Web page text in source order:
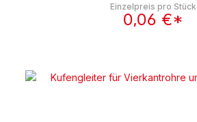
Einzelpreis pro Stück
0,06 €*